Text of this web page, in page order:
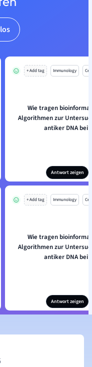
+ Add tag Immunology
Wie tragen
Algorithmen zur
antiker DNA bei?
Antwort zeigen
+ Add tag Immunology
Wie tragen
Algorithmen zur
antiker DNA bei?
Antwort zeigen